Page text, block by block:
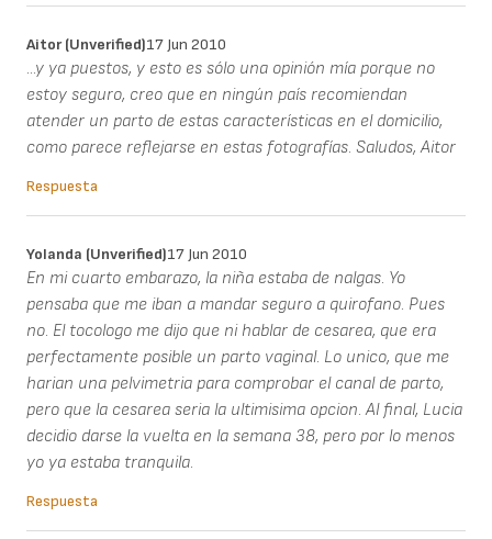
Aitor (unverified)17 Jun 2010
...y ya puestos, y esto es sólo una opinión mía porque no
estoy seguro, creo que en ningún país recomiendan
atender un parto de estas características en el domicilio,
como parece reflejarse en estas fotografías. Saludos, Aitor
Respuesta
Yolanda (unverified)17 Jun 2010
En mi cuarto embarazo, la niña estaba de nalgas. Yo
pensaba que me iban a mandar seguro a quirofano. Pues
no. El tocologo me dijo que ni hablar de cesarea, que era
perfectamente posible un parto vaginal. Lo unico, que me
harian una pelvimetria para comprobar el canal de parto,
pero que la cesarea seria la ultimisima opcion. Al final, Lucia
decidio darse la vuelta en la semana 38, pero por lo menos
yo ya estaba tranquila.
Respuesta